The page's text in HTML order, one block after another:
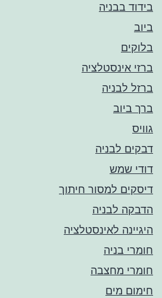
בידוד בבניה
ביוב
בלוקים
ברזי אינסטלציה
ברזל לבניה
ברך ביוב
גוויס
דבקים לבניה
דודי שמש
דיסקים למסור חיתוך
הדבקה לבניה
היגיינה לאינסטלציה
חומרי בניה
חומרי מחצבה
חימום מים